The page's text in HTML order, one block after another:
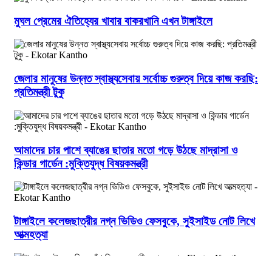
মুঘল প্রেমের ঐতিহ্যের খাবার বাকরখানি এখন টাঙ্গাইলে
জেলার মানুষের উন্নত স্বাস্থ্যসেবায় সর্বোচ্চ গুরুত্ব দিয়ে কাজ করছি:
প্রতিমন্ত্রী টুকু
আমাদের চার পাশে ব্যাঙের ছাতার মতো গড়ে উঠছে মাদ্রাসা ও
কিন্ডার গার্ডেন :মুক্তিযুদ্ধ বিষয়কমন্ত্রী
টাঙ্গাইলে কলেজছাত্রীর নগ্ন ভিডিও ফেসবুকে, সুইসাইড নোট লিখে
আত্মহত্যা